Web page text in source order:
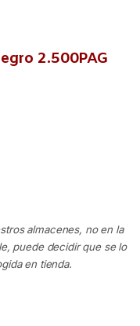
2.500PAG
almacenes, no en la
puede decidir que se lo
en tienda.